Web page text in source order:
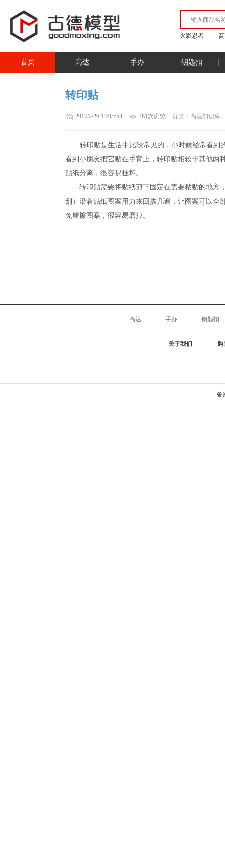
火影忍者
首页 高达 手办 钥匙扣
转印贴
2017/2/26 13:05:54 761次浏览 分类：高达知识库
转印贴是生活中比较常见的，小时候经常看到
看到小朋友把它贴在手背上，转印贴相较于其他两
贴纸分离，很容易挂坏。
转印贴需要将贴纸剪下固定在需要粘贴的地方
刮）沿着贴纸图案用力来回描几遍，让图案可以全
免摩擦图案，很容易磨掉。
高达 手办 钥匙扣
关于我们 购
备